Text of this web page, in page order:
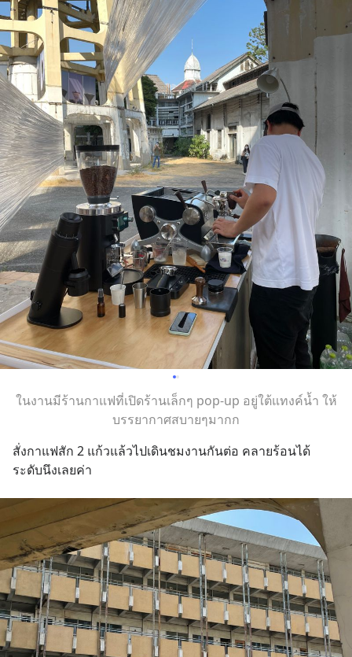
ในงานมีร้านกาแฟที่เปิดร้านเล็กๆ pop-up อยู่ใต้แทงค์น้ำ ให้
บรรยากาศสบายๆมากก
สั่งกาแฟสัก 2 แก้วแล้วไปเดินชมงานกันต่อ คลายร้อนได้
ระดับนึงเลยค่า